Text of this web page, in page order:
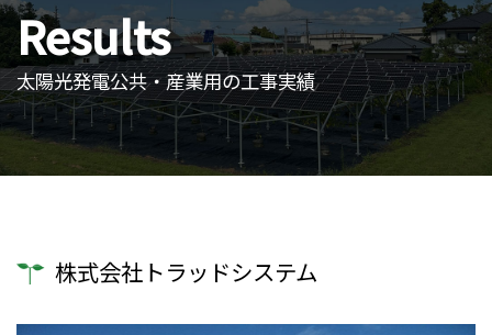
Results
太陽光発電公共・産業用の工事実績
株式会社トラッドシステム